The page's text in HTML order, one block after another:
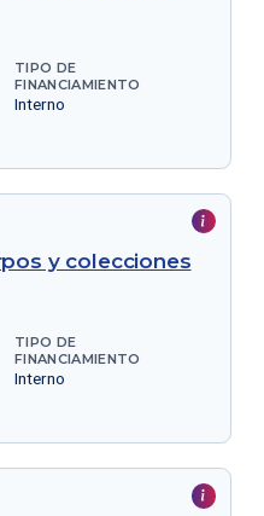
TIPO DE
FINANCIAMIENTO
Interno
y colecciones
TIPO DE
FINANCIAMIENTO
Interno